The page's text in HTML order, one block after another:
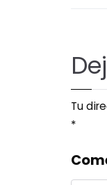
Tu
*